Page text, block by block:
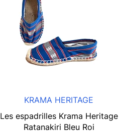
KRAMA HERITAGE
Les espadrilles Krama Heritage
Ratanakiri Bleu Roi